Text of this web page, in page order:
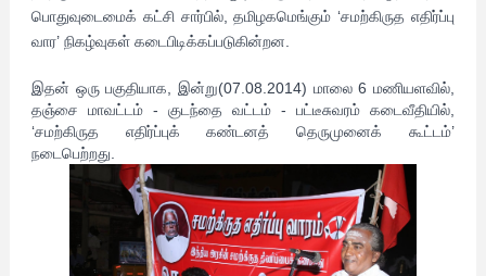
பொதுவுடைமைக் கட்சி சார்பில், தமிழகமெங்கும் ‘சமற்கிருத எதிர்ப்பு
வார’ நிகழ்வுகள் கடைபிடிக்கப்படுகின்றன.
இதன் ஒரு பகுதியாக, இன்று(07.08.2014) மாலை 6 மணியளவில்,
தஞ்சை மாவட்டம் - குடந்தை வட்டம் - பட்டீசுவரம் கடைவீதியில்,
‘சமற்கிருத எதிர்ப்புக் கண்டனத் தெருமுனைக் கூட்டம்’
நடைபெற்றது.